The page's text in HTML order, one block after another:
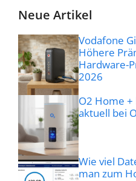
Neue Artikel
Vodafone
Höhere
Hardware-
2026
O2 Home
aktuell bei
Wie viel
man zum